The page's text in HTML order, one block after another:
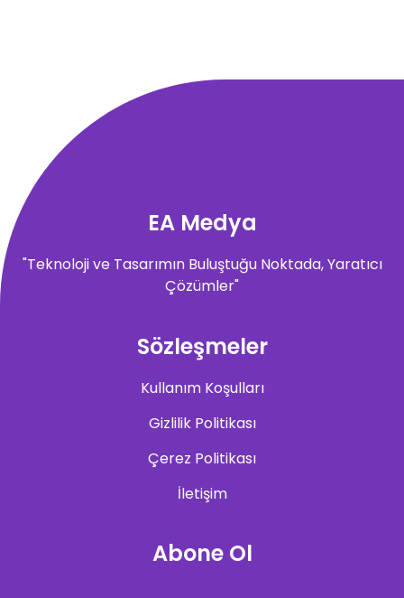
EA Medya
"Teknoloji ve Tasarımın Buluştuğu Noktada, Yaratıcı
Çözümler"
Sözleşmeler
Kullanım Koşulları
Gizlilik Politikası
Çerez Politikası
İletişim
Abone Ol